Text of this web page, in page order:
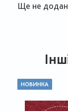
Ще не
НОВИНКА